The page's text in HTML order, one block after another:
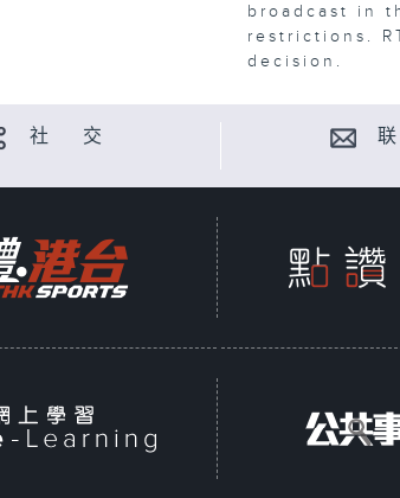
broadcast in
restrictions.
decision.
社 交